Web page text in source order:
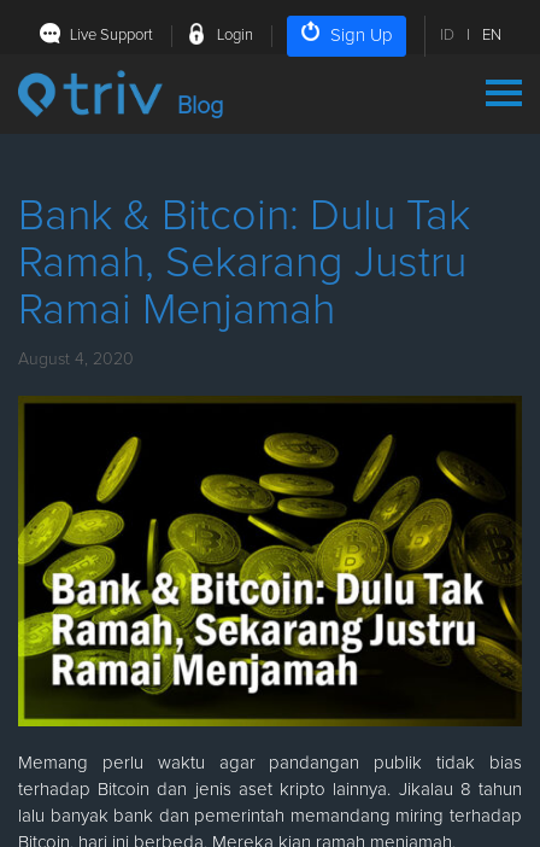
Live Support Login Sign Up ID EN
Blog
Bank & Bitcoin: Dulu Tak
Ramah, Sekarang Justru
Ramai Menjamah
August 4, 2020
Memang perlu waktu agar pandangan publik tidak bias
terhadap Bitcoin dan jenis aset kripto lainnya. Jikalau 8 tahun
lalu banyak bank dan pemerintah memandang miring terhadap
Bitcoin, hari ini berbeda. Mereka kian ramah menjamah.